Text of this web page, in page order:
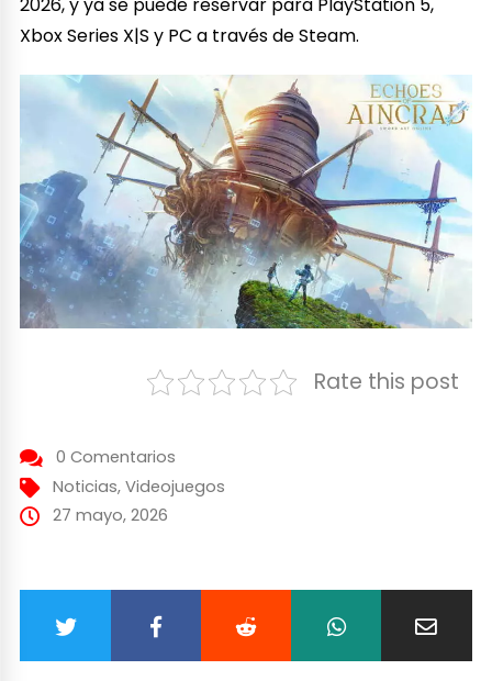
Xbox Series X|S y PC a través de Steam.
Rate this post
0 Comentarios
Noticias, Videojuegos
27 mayo, 2026